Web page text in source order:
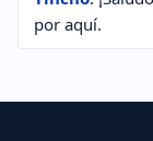
por aquí.